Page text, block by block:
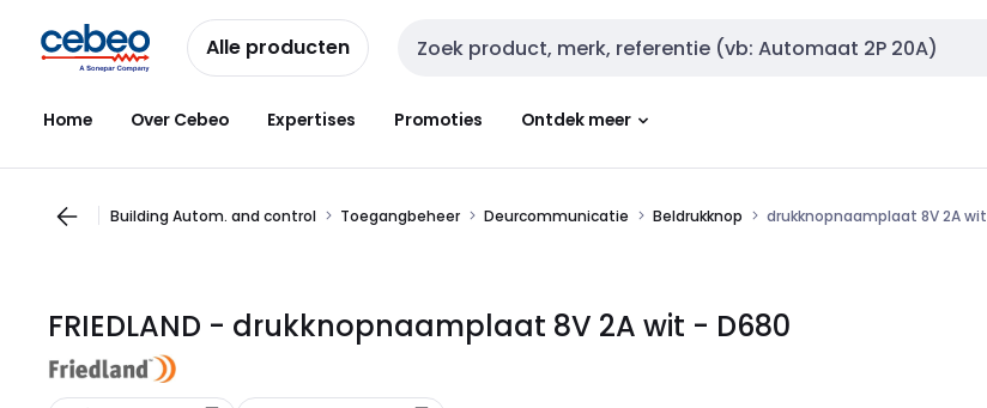
naar
navigatie
naar
inhoud
Alle producten Zoekveld invoer
Home Over Cebeo Expertises Promoties Ontdek meer
Building Autom. and control Toegangbeheer Deurcommunicatie Beldrukknop drukknopnaamplaat 8V 2A wit
FRIEDLAND - drukknopnaamplaat 8V 2A wit - D680